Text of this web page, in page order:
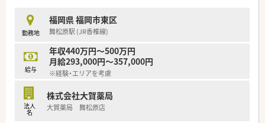
■年間休日は115日確保されており、完全週休2日制を採用して
いるためしっかりと休息が取れます。
■処方箋枚数に対する人員配置にゆとりを持たせており、一人あ
たりの業務負担が少ない職場環境です。
【こんな方が活躍中】
■子育て中のママさん薬剤師が多く在籍しており、家庭と仕事を
■病院門前での調剤経験を活かして、より高度な薬学管理や在宅
医療に取り組んでいる方が活躍中です。
勤務地
福岡県 福岡市東区
舞松原駅 (JR香椎線)
給与
年収440万円～500万円
月給293,000円～357,000円
※経験・エリアを考慮
法人
名
株式会社大賀薬局
大賀薬局 舞松原店